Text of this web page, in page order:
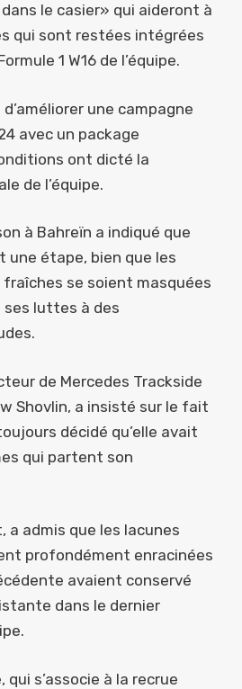
le casier» qui aideront à
qui sont restées intégrées
1 W16 de l’équipe.
une campagne
avec un package
ont dicté la
de l’équipe.
à Bahreïn a indiqué que
une étape, bien que les
se soient masquées
ses luttes à des
de Mercedes Trackside
Shovlin, a insisté sur le fait
décidé qu’elle avait
qui partent son
a admis que les lacunes
profondément enracinées
avaient conservé
dans le dernier
qui s’associe à la recrue